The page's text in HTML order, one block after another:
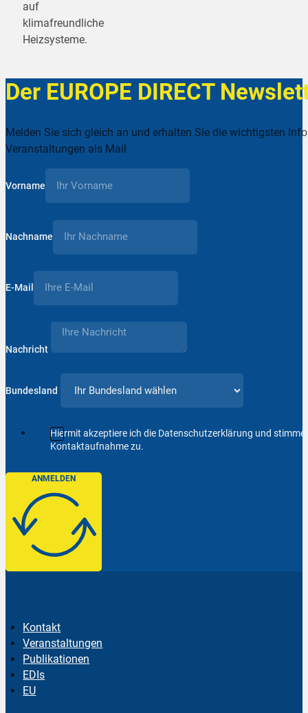
auf
klimafreundliche
Heizsysteme.
Der EUROPE DIRECT
Melden Sie sich gleich an und erhalten Sie die wichtigsten
Veranstaltungen als Mail
Vorname
Nachname
E-Mail
Nachricht
Bundesland
Hiermit akzeptiere ich die Datenschutzerklärung und
Kontaktaufnahme zu.
ANMELDEN
Kontakt
Veranstaltungen
Publikationen
EDIs
EU